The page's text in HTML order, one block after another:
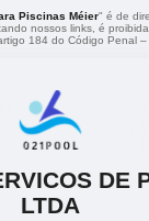
Piscinas Méier" é de
nossos links, é
184 do Código Penal –
DE
LTDA